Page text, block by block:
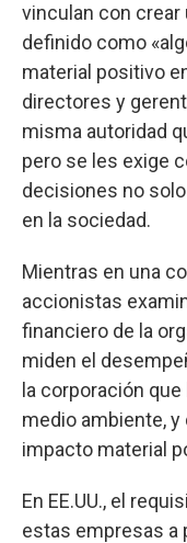
vinculan con crear
definido como
material positivo
directores y
misma autoridad
pero se les exige
decisiones no
en la sociedad.
Mientras en una
accionistas
financiero de la
miden el
la corporación
medio ambiente,
impacto material
En EE.UU., el
estas empresas a